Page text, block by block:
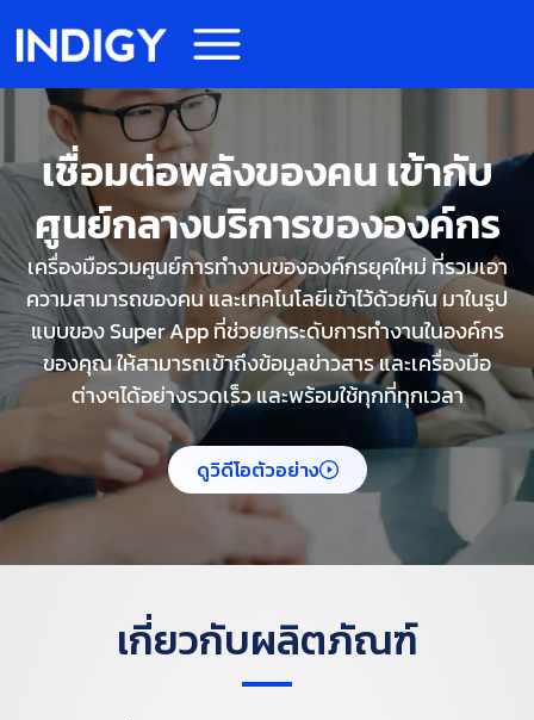
เชื่อมต่อพลังของคน เข้ากับ
ศูนย์กลางบริการขององค์กร
เครื่องมือรวมศูนย์การทำงานขององค์กรยุคใหม่ ที่รวมเอา
ความสามารถของคน และเทคโนโลยีเข้าไว้ด้วยกัน มาในรูป
แบบของ Super App ที่ช่วยยกระดับการทำงานในองค์กร
ของคุณ ให้สามารถเข้าถึงข้อมูลข่าวสาร และเครื่องมือ
ต่างๆได้อย่างรวดเร็ว และพร้อมใช้ทุกที่ทุกเวลา
ดูวิดีโอตัวอย่าง
เกี่ยวกับผลิตภัณฑ์